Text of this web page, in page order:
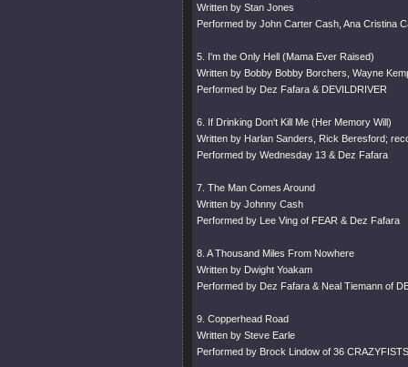
Written by Stan Jones
Performed by John Carter Cash, Ana Cristina
5. I'm the Only Hell (Mama Ever Raised)
Written by Bobby Bobby Borchers, Wayne
Performed by Dez Fafara & DEVILDRIVER
6. If Drinking Don't Kill Me (Her Memory Will)
Written by Harlan Sanders, Rick Beresford;
Performed by Wednesday 13 & Dez Fafara
7. The Man Comes Around
Written by Johnny Cash
Performed by Lee Ving of FEAR & Dez Fafara
8. A Thousand Miles From Nowhere
Written by Dwight Yoakam
Performed by Dez Fafara & Neal Tiemann of
9. Copperhead Road
Written by Steve Earle
Performed by Brock Lindow of 36